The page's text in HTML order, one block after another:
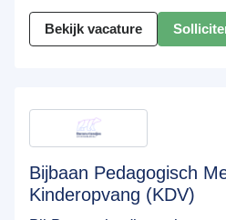
Bekijk vacature
Bijbaan Pedagogisch
Kinderopvang (KDV)